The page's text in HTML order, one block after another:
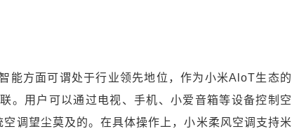
能方面可谓处于行业领先地位，作为小米AloT生态的
。用户可以通过电视、手机、小爱音箱等设备控制空
调望尘莫及的。在具体操作上，小米柔风空调支持米